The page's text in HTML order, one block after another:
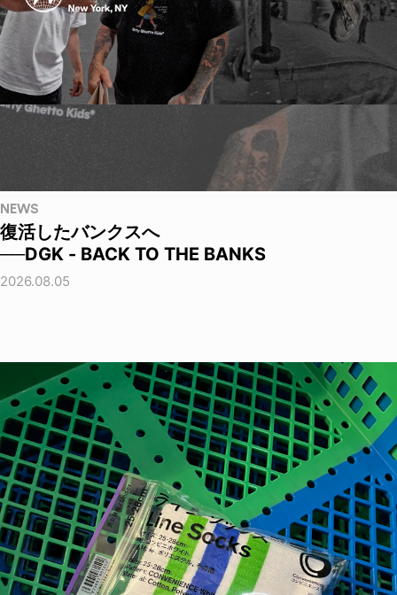
NEWS
復活したバンクスへ
──DGK - BACK TO THE BANKS
2026.08.05